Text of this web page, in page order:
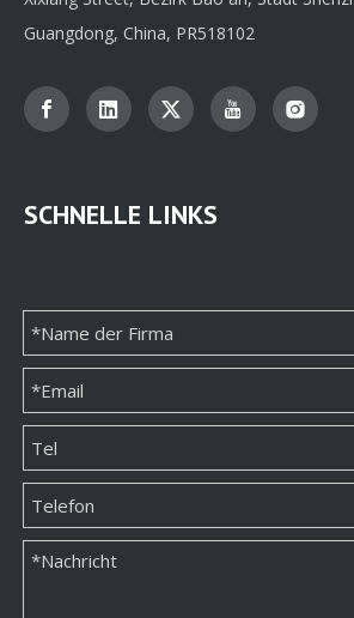
Guangdong, China, PR518102
SCHNELLE LINKS